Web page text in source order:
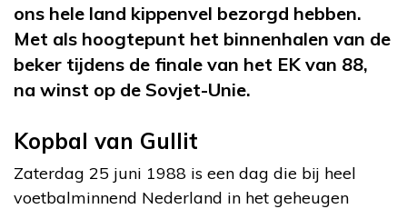
ons hele land kippenvel bezorgd hebben.
Met als hoogtepunt het binnenhalen van de
beker tijdens de finale van het EK van 88,
na winst op de Sovjet-Unie.
Kopbal van Gullit
Zaterdag 25 juni 1988 is een dag die bij heel
voetbalminnend Nederland in het geheugen